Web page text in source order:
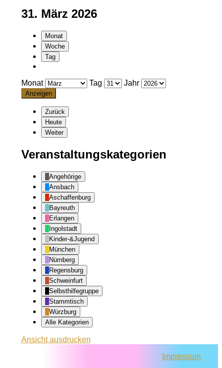
31. März 2026
Monat
Woche
Tag
Monat Tag Jahr
Zurück
Heute
Weiter
Veranstaltungskategorien
Angehörige
Ansbach
Aschaffenburg
Bayreuth
Erlangen
Ingolstadt
Kinder-&Jugend
München
Nürnberg
Regensburg
Schweinfurt
Selbsthilfegruppe
Stammtisch
Würzburg
Alle Kategorien
Ansichtausdrucken
Impressum